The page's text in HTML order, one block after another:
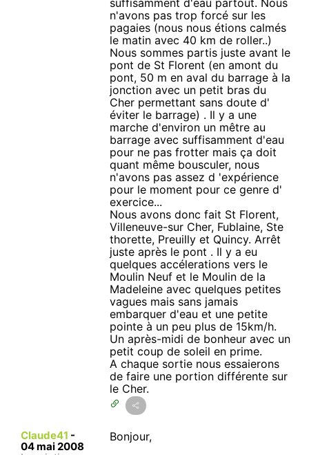
suffisamment d'eau partout. Nous
n'avons pas trop forcé sur les
pagaies (nous nous étions calmés
le matin avec 40 km de roller..)
Nous sommes partis juste avant le
pont de St Florent (en amont du
pont, 50 m en aval du barrage à la
jonction avec un petit bras du
Cher permettant sans doute d'
éviter le barrage) . Il y a une
marche d'environ un mêtre au
barrage avec suffisamment d'eau
pour ne pas frotter mais ça doit
quant même bousculer, nous
n'avons pas assez d 'expérience
pour le moment pour ce genre d'
exercice...
Nous avons donc fait St Florent,
Villeneuve-sur Cher, Fublaine, Ste
thorette, Preuilly et Quincy. Arrêt
juste après le pont . Il y a eu
quelques accélerations vers le
Moulin Neuf et le Moulin de la
Madeleine avec quelques petites
vagues mais sans jamais
embarquer d'eau et une petite
pointe à un peu plus de 15km/h.
Un après-midi de bonheur avec un
petit coup de soleil en prime.
A chaque sortie nous essaierons
de faire une portion différente sur
le Cher.
Claude41 -
04 mai 2008
Bonjour,